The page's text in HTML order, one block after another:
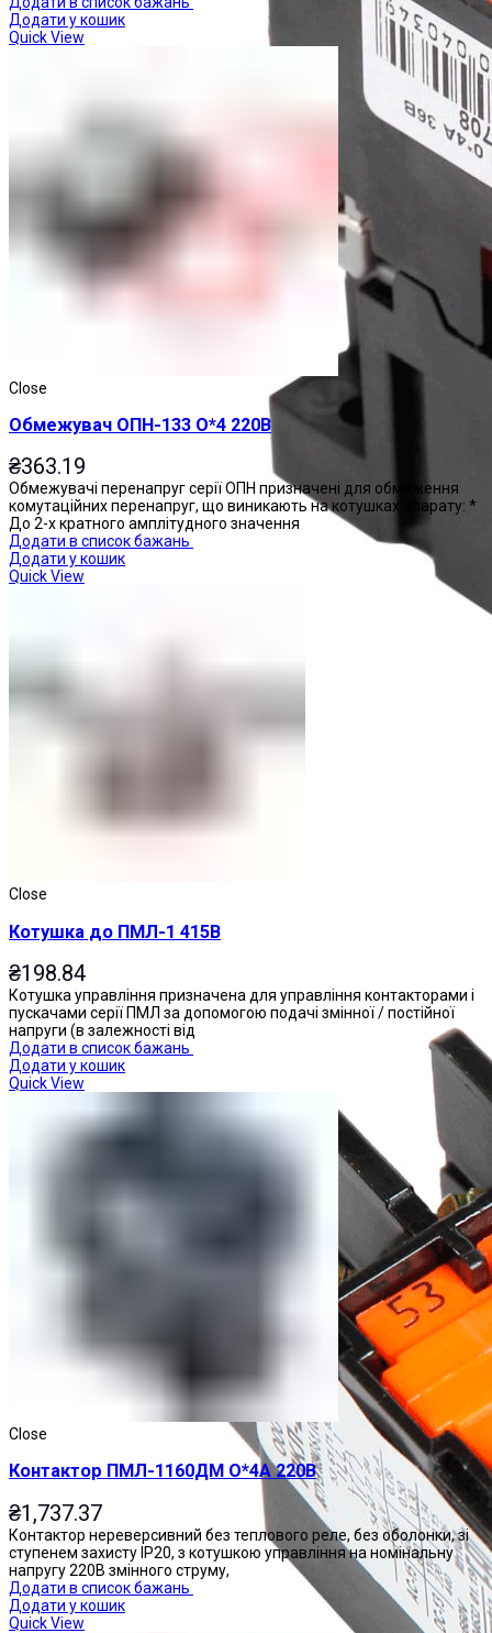
Реле проміжні
Додати у кошик
Quick View
Close
Обмежувач ОПН-133 О*4 220В
₴363.19
Обмежувачі перенапруг серії ОПН призначені для обмеження
комутаційних перенапруг, що виникають на котушках апарату: *
До 2-х кратного амплітудного значення
Додати в список бажань
Додати у кошик
Quick View
Close
Котушка до ПМЛ-1 415В
₴198.84
Котушка управління призначена для управління контакторами і
пускачами серії ПМЛ за допомогою подачі змінної / постійної
напруги (в залежності від
Додати в список бажань
Додати у кошик
Quick View
Close
Контактор ПМЛ-1160ДМ О*4А 220В
₴1,737.37
Контактор нереверсивний без теплового реле, без оболонки, зі
ступенем захисту IP20, з котушкою управління на номінальну
напругу 220В змінного струму,
Додати в список бажань
Додати у кошик
Quick View